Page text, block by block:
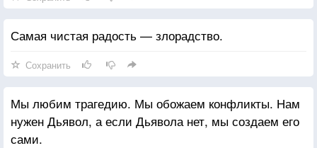
Самая чистая радость — злорадство.
Сохранить
Мы любим трагедию. Мы обожаем конфликты. Нам
нужен Дьявол, а если Дьявола нет, мы создаем его
сами.